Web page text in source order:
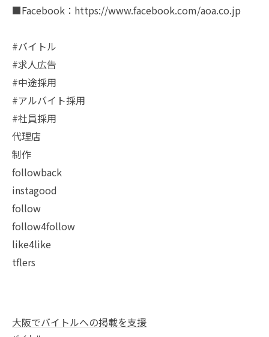
■Facebook：https://www.facebook.com/aoa.co.jp
#バイトル
#求人広告
#中途採用
#アルバイト採用
#社員採用
代理店
制作
followback
instagood
follow
follow4follow
like4like
tflers
大阪でバイトルへの掲載を支援